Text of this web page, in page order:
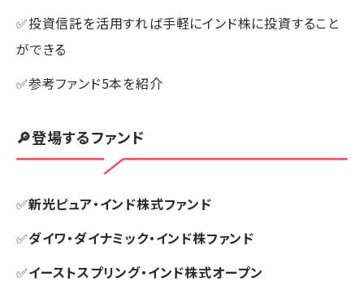
✅投資信託を活用すれば手軽にインド株に投資すること
ができる
✅参考ファンド5本を紹介
🔎登場するファンド
✅新光ピュア・インド株式ファンド
✅ダイワ・ダイナミック・インド株ファンド
✅イーストスプリング・インド株式オープン